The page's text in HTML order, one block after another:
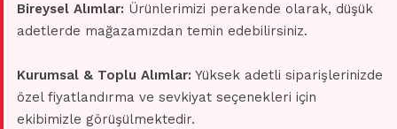
Bireysel Alımlar: Ürünlerimizi perakende olarak, düşük
adetlerde mağazamızdan temin edebilirsiniz.
Kurumsal & Toplu Alımlar: Yüksek adetli siparişlerinizde
özel fiyatlandırma ve sevkiyat seçenekleri için
ekibimizle görüşülmektedir.